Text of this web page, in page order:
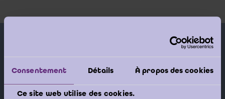
Consentement Détails À propos des cookies
Ce site web utilise des cookies.
MANNEKENS Marleen